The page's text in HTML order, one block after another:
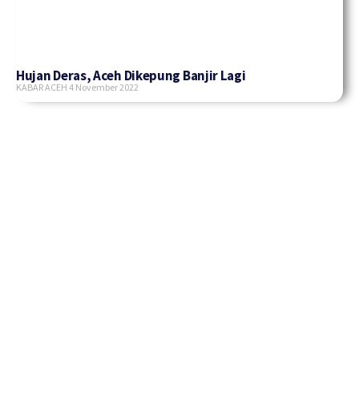
Hujan Deras, Aceh Dikepung Banjir Lagi
KABAR ACEH 4 November 2022